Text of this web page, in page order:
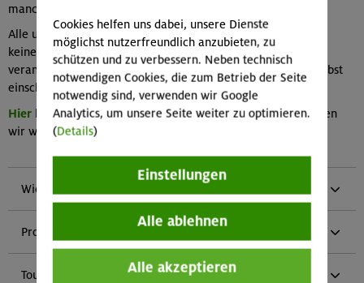
manchmal für die gesamte Gruppe treffen.
Alle unsere Touren sind Gemeinschaftsunternehmungen und
keine Führungstouren! Jeder Teilnehmende ist für sich selbst
verantwortlich und muss seine Fähigkeiten und Kondition selbst
einschätzen. Unsere Tourenbegleiter helfen dir gerne dabei!
Hier kannst du dir einen Überblick verschaffen, welche Touren
wir wann zuletzt gemacht haben.
Wichtiges & Aktuelles
Programm
Toureninfos
Cookies helfen uns dabei, unsere Dienste
möglichst nutzerfreundlich anzubieten, zu
schützen und zu verbessern. Neben technisch
notwendigen Cookies, die zum Betrieb der Seite
notwendig sind, verwenden wir Google
Analytics, um unsere Seite weiter zu optimieren.
(Details)
Einstellungen
Alle ablehnen
Alle akzeptieren